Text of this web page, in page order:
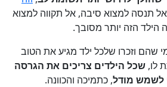
תנסה למצוא סיבה, אל תקווה למצוא
הילד הזה יותר מסובך.
שהם וזכרו שלכל ילד מגיע את הטוב
לו, שכל הילדים צריכים את הגרסה
לשמש מודל, כתמיכה והכוונה.